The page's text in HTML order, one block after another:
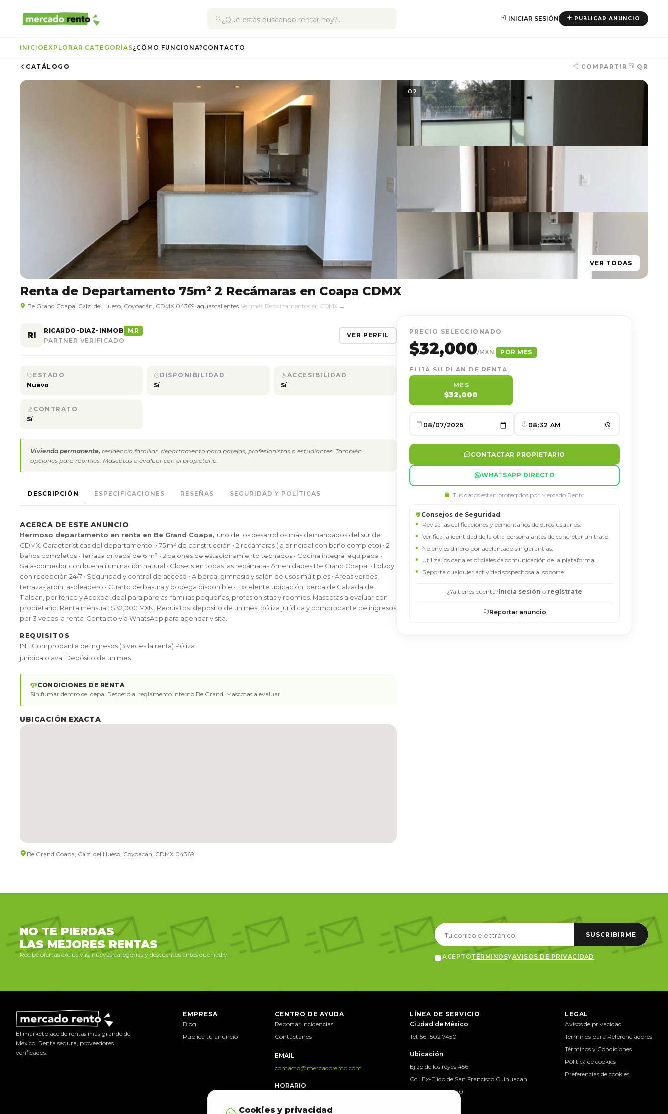
INICIAR SESIÓN PUBLICAR ANUNCIO
INICIO EXPLORAR CATEGORÍAS¿CÓMO FUNCIONA?CONTACTO
CATÁLOGO COMPARTIR QR
02
VER TODAS
Renta de Departamento 75m² 2 Recámaras en Coapa CDMX
Be Grand Coapa, Calz. del Hueso, Coyoacán, CDMX 04369• aguascalientes•Ver más Departamentos en CDMX →
RICARDO-DIAZ-INMOB
TELÉFONO / WHATSAPP
MENSAJE
RI RICARDO-DIAZ-INMOB
MR
PARTNER VERIFICADO
VER PERFIL
ESTADO
Nuevo
DISPONIBILIDAD
Sí
ACCESIBILIDAD
Sí
CONTRATO
Sí
Vivienda permanente, residencia familiar, departamento para parejas, profesionistas o estudiantes. También
opciones para roomies. Mascotas a evaluar con el propietario.
DESCRIPCIÓN ESPECIFICACIONES RESEÑAS SEGURIDAD Y POLÍTICAS
ACERCA DE ESTE ANUNCIO
Hermoso departamento en renta en Be Grand Coapa, uno de los desarrollos más demandados del sur de
CDMX. Características del departamento: • 75 m² de construcción • 2 recámaras (la principal con baño completo) • 2
baños completos • Terraza privada de 6 m² • 2 cajones de estacionamiento techados • Cocina integral equipada •
Sala-comedor con buena iluminación natural • Closets en todas las recámaras Amenidades Be Grand Coapa: • Lobby
con recepción 24/7 • Seguridad y control de acceso • Alberca, gimnasio y salón de usos múltiples • Áreas verdes,
terraza-jardín, asoleadero • Cuarto de basura y bodega disponible • Excelente ubicación, cerca de Calzada de
Tlalpan, periférico y Acoxpa Ideal para parejas, familias pequeñas, profesionistas y roomies. Mascotas a evaluar con
propietario. Renta mensual: $32,000 MXN. Requisitos: depósito de un mes, póliza jurídica y comprobante de ingresos
por 3 veces la renta. Contacto vía WhatsApp para agendar visita.
REQUISITOS
INE Comprobante de ingresos (3 veces la renta) Póliza
jurídica o aval Depósito de un mes
CONDICIONES DE RENTA
Sin fumar dentro del depa. Respeto al reglamento interno Be Grand. Mascotas a evaluar.
UBICACIÓN EXACTA
Be Grand Coapa, Calz. del Hueso, Coyoacán, CDMX 04369
PRECIO SELECCIONADO
$32,000/MXN POR MES
ELIJA SU PLAN DE RENTA
MES
$32,000
CONTACTAR PROPIETARIO
WHATSAPP DIRECTO
Tus datos están protegidos por Mercado Rento
Consejos de Seguridad
Revisa las calificaciones y comentarios de otros usuarios.
Verifica la identidad de la otra persona antes de concretar un trato.
No envíes dinero por adelantado sin garantías.
Utiliza los canales oficiales de comunicación de la plataforma.
Reporta cualquier actividad sospechosa al soporte.
¿Ya tienes cuenta?Inicia sesión ó regístrate
Reportar anuncio
NO TE PIERDAS
LAS MEJORES RENTAS
Recibe ofertas exclusivas, nuevas categorías y descuentos antes que nadie.
SUSCRIBIRME
ACEPTOTÉRMINOSYAVISOS DE PRIVACIDAD
El marketplace de rentas más grande de
México. Renta segura, proveedores
verificados.
EMPRESA
Blog
Publica tu anuncio
CENTRO DE AYUDA
Reportar Incidencias
Contáctanos
EMAIL
contacto@mercadorento.com
HORARIO
LÍNEA DE SERVICIO
Ciudad de México
Tel. 56 1502 7450
Ubicación
Ejido de los reyes #56
Col. Ex-Ejido de San Francisco Culhuacan
CDMX, c.p. 04420
LEGAL
Avisos de privacidad
Términos para Referenciadores
Términos y Condiciones
Política de cookies
Preferencias de cookies
Cookies y privacidad